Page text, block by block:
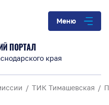
Меню
ПОРТАЛ
края
ТИК Тимашевская